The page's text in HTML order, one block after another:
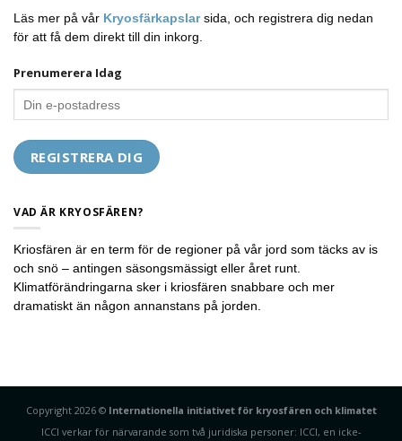
Läs mer på vår Kryosfärkapslarsida, och registrera dig nedan
för att få dem direkt till din inkorg.
Prenumerera Idag
VAD ÄR KRYOSFÄREN?
Kriosfären är en term för de regioner på vår jord som täcks av is
och snö – antingen säsongsmässigt eller året runt.
Klimatförändringarna sker i kriosfären snabbare och mer
dramatiskt än någon annanstans på jorden.
Copyright 2026 © Internationella initiativet för kryosfären och klimatet
ICCI verkar för närvarande som två juridiska personer: ICCI, en icke-